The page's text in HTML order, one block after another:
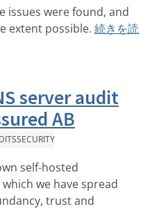
issues were found, and
extent possible. 続きを読
server audit
AB
SECURITY
self-hosted
we have spread
trust and